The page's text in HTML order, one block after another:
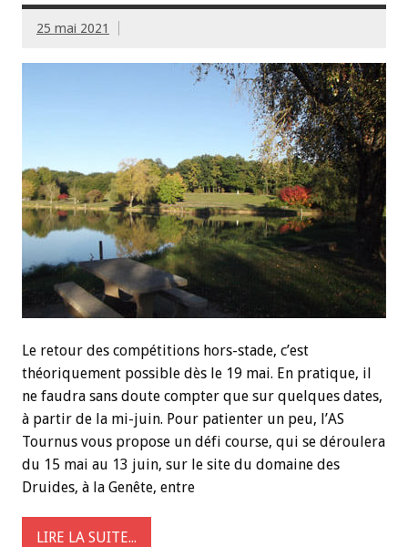
25 mai 2021
Le retour des compétitions hors-stade, c’est
théoriquement possible dès le 19 mai. En pratique, il
ne faudra sans doute compter que sur quelques dates,
à partir de la mi-juin. Pour patienter un peu, l’AS
Tournus vous propose un défi course, qui se déroulera
du 15 mai au 13 juin, sur le site du domaine des
Druides, à la Genête, entre
LIRE LA SUITE...